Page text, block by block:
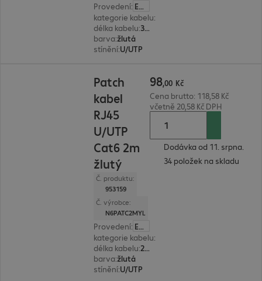
Provedení:
Evropa
kategorie kabelu:
délka kabelu: 3 m
barva:žlutá
stínění:U/UTP
Patch
kabel
RJ45
U/UTP
Cat6 2m
žlutý
Č. produktu:
953159
Č. výrobce:
N6PATC2MYL
Provedení:
Evropa
kategorie kabelu:
délka kabelu: 2 m
barva:žlutá
stínění:U/UTP
98,00 Kč
Cena brutto: 118,58 Kč
včetně 20,58 Kč DPH
Dodávka od 11. srpna.
34 položek na skladu